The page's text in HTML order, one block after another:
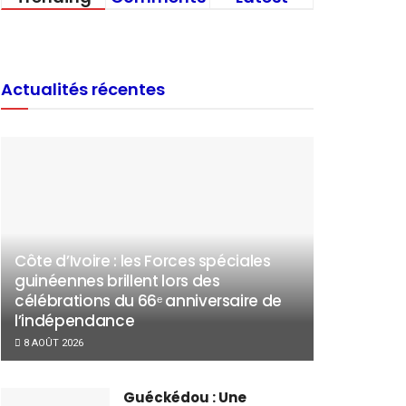
Actualités récentes
Côte d’Ivoire : les Forces spéciales
guinéennes brillent lors des
célébrations du 66ᵉ anniversaire de
l’indépendance
8 AOÛT 2026
Guéckédou : Une